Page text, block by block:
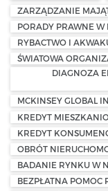
ZARZĄDZANIE
PORADY PRAWNE W
RYBACTWO I
ŚWIATOWA
DIAGNOZA
MCKINSEY GLOBAL
KREDYT
KREDYT
OBRÓT
BADANIE RYNKU W
BEZPŁATNA POMOC